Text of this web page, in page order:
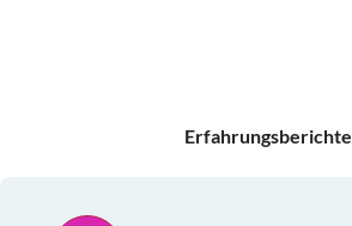
Erfahrungsberichte